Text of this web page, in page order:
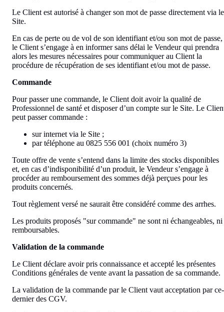
Le Client est autorisé à changer son mot de passe directement via le
Site.
En cas de perte ou de vol de son identifiant et/ou son mot de passe,
le Client s’engage à en informer sans délai le Vendeur qui prendra
alors les mesures nécessaires pour communiquer au Client la
procédure de récupération de ses identifiant et/ou mot de passe.
Commande
Pour passer une commande, le Client doit avoir la qualité de
Professionnel de santé et disposer d’un compte sur le Site. Le
peut passer commande :
sur internet via le Site ;
par téléphone au 0825 556 001 (choix numéro 3)
Toute offre de vente s’entend dans la limite des stocks disponibles
et, en cas d’indisponibilité d’un produit, le Vendeur s’engage à
procéder au remboursement des sommes déjà perçues pour les
produits concernés.
Tout règlement versé ne saurait être considéré comme des arrhes.
Les produits proposés "sur commande" ne sont ni échangeables, ni
remboursables.
Validation de la commande
Le Client déclare avoir pris connaissance et accepté les présentes
Conditions générales de vente avant la passation de sa commande.
La validation de la commande par le Client vaut acceptation par ce-
dernier des CGV.